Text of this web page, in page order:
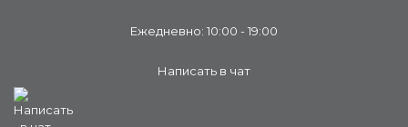
Ежедневно: 10:00 - 19:00
Написать в чат